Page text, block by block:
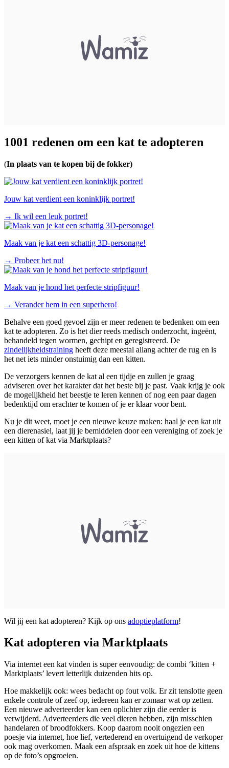
1001 redenen om een kat te adopteren
(In plaats van te kopen bij de fokker)
Jouw kat verdient een koninklijk portret!
→ Ik wil een leuk portret!
Maak van je kat een schattig 3D-personage!
→ Probeer het nu!
Maak van je hond het perfecte stripfiguur!
→ Verander hem in een superhero!
Behalve een goed gevoel zijn er meer redenen te bedenken om een
kat te adopteren. Zo is het dier reeds medisch onderzocht, ingeënt,
behandeld tegen wormen, gechipt en geregistreerd. De
zindelijkheidstraining heeft deze meestal allang achter de rug en is
het net iets minder onstuimig dan een kitten.
De verzorgers kennen de kat al een tijdje en zullen je graag
adviseren over het karakter dat het beste bij je past. Vaak krijg je ook
de mogelijkheid het beestje te leren kennen of nog een paar dagen
bedenktijd om erachter te komen of je er klaar voor bent.
Nu je dit weet, moet je een nieuwe keuze maken: haal je een kat uit
een dierenasiel, laat jij je bemiddelen door een vereniging of zoek je
een kitten of kat via Marktplaats?
Wil jij een kat adopteren? Kijk op ons adoptieplatform!
Kat adopteren via Marktplaats
Via internet een kat vinden is super eenvoudig: de combi ‘kitten +
Marktplaats’ levert letterlijk duizenden hits op.
Hoe makkelijk ook: wees bedacht op fout volk. Er zit tenslotte geen
enkele controle of zeef op, iedereen kan er zomaar wat op zetten.
Een nieuwe adverteerder kan een oplichter zijn die eerder is
verwijderd. Adverteerders die veel dieren hebben, zijn misschien
handelaren of broodfokkers. Koop daarom nooit ongezien een
poesje via internet, hoe lief, vertederend en overtuigend de verkoper
ook mag overkomen. Maak een afspraak en zoek uit hoe de kittens
op de foto’s opgroeien.